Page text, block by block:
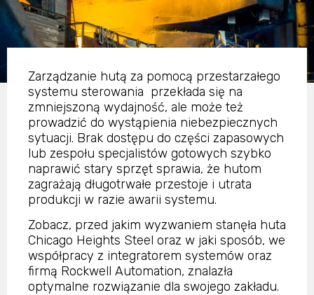
Zarządzanie hutą za pomocą przestarzałego
systemu sterowania przekłada się na
zmniejszoną wydajność, ale może też
prowadzić do wystąpienia niebezpiecznych
sytuacji. Brak dostępu do części zapasowych
lub zespołu specjalistów gotowych szybko
naprawić stary sprzęt sprawia, że hutom
zagrażają długotrwałe przestoje i utrata
produkcji w razie awarii systemu.
Zobacz, przed jakim wyzwaniem stanęła huta
Chicago Heights Steel oraz w jaki sposób, we
współpracy z integratorem systemów oraz
firmą Rockwell Automation, znalazła
optymalne rozwiązanie dla swojego zakładu.